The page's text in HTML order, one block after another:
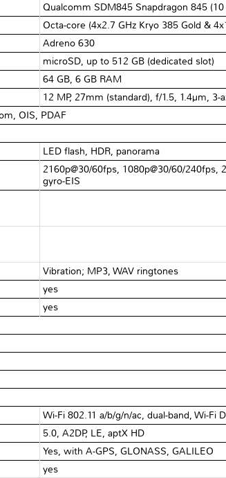
Qualcomm SDM845 Snapdragon 845 (10
Octa-core (4x2.7 GHz Kryo 385 Gold &
Adreno 630
microSD, up to 512 GB (dedicated slot)
64 GB, 6 GB RAM
12 MP, 27mm (standard), f/1.5, 1.4µm, 3-
OIS, PDAF
LED flash, HDR, panorama
2160p@30/60fps, 1080p@30/60/240fps,
gyro-EIS
Vibration; MP3, WAV ringtones
yes
yes
Wi-Fi 802.11 a/b/g/n/ac, dual-band, Wi-Fi
5.0, A2DP, LE, aptX HD
Yes, with A-GPS, GLONASS, GALILEO
yes